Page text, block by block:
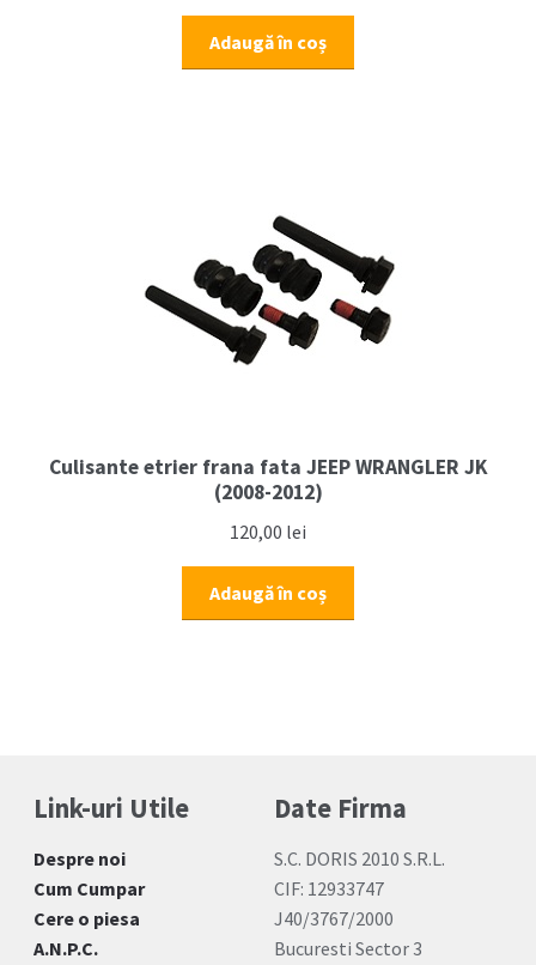
Adaugă în coș
Culisante etrier frana fata JEEP WRANGLER JK
(2008-2012)
120,00 lei
Adaugă în coș
Link-uri Utile
Despre noi
Cum Cumpar
Cere o piesa
A.N.P.C.
Date Firma
S.C. DORIS 2010 S.R.L.
CIF: 12933747
J40/3767/2000
Bucuresti Sector 3